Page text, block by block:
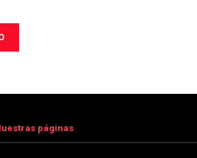
páginas